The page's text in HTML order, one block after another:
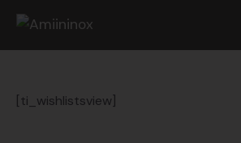
[ti_wishlistsview]